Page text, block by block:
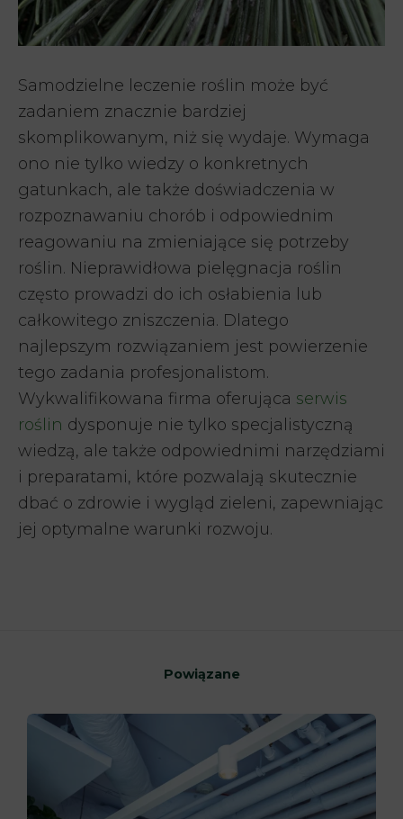
Samodzielne leczenie roślin może być
zadaniem znacznie bardziej
skomplikowanym, niż się wydaje. Wymaga
ono nie tylko wiedzy o konkretnych
gatunkach, ale także doświadczenia w
rozpoznawaniu chorób i odpowiednim
reagowaniu na zmieniające się potrzeby
roślin. Nieprawidłowa pielęgnacja roślin
często prowadzi do ich osłabienia lub
całkowitego zniszczenia. Dlatego
najlepszym rozwiązaniem jest powierzenie
tego zadania profesjonalistom.
Wykwalifikowana firma oferująca serwis
roślin dysponuje nie tylko specjalistyczną
wiedzą, ale także odpowiednimi narzędziami
i preparatami, które pozwalają skutecznie
dbać o zdrowie i wygląd zieleni, zapewniając
jej optymalne warunki rozwoju.
Powiązane